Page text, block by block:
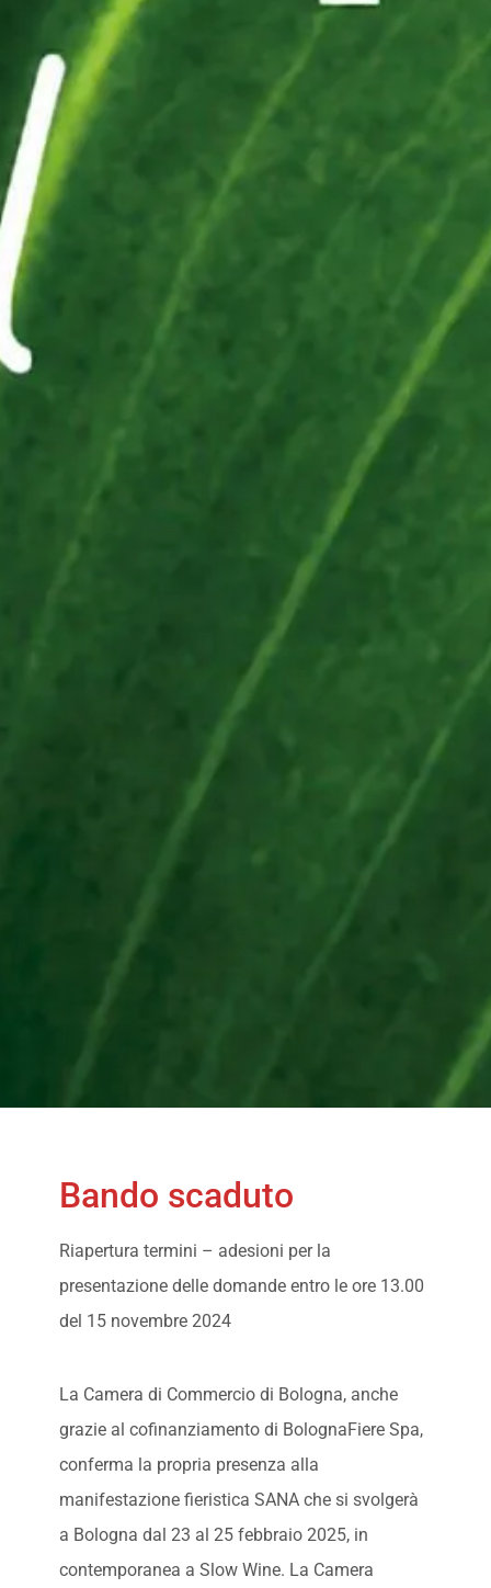
Bando scaduto
Riapertura termini – adesioni per la
presentazione delle domande entro le ore 13.00
del 15 novembre 2024
La Camera di Commercio di Bologna, anche
grazie al cofinanziamento di BolognaFiere Spa,
conferma la propria presenza alla
manifestazione fieristica SANA che si svolgerà
a Bologna dal 23 al 25 febbraio 2025, in
contemporanea a Slow Wine. La Camera